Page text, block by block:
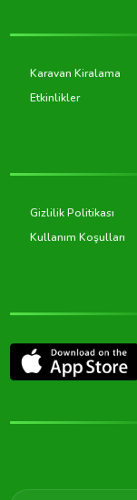
Karavan Kiralama
Etkinlikler
Gizlilik Politikası
Kullanım Koşulları